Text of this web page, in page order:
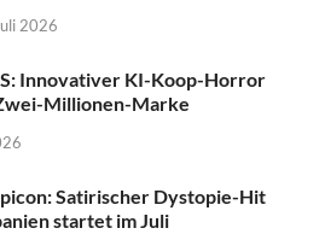
2026
Innovativer KI-Koop-Horror
Millionen-Marke
Satirischer Dystopie-Hit
startet im Juli